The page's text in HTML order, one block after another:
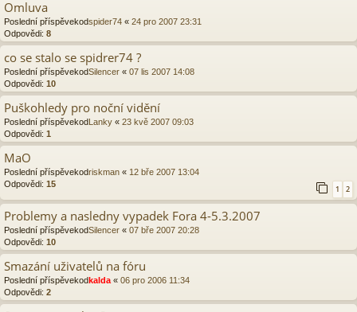
Omluva
Poslední příspěvekodspider74 « 24 pro 2007 23:31
Odpovědi: 8
co se stalo se spidrer74 ?
Poslední příspěvekodSilencer « 07 lis 2007 14:08
Odpovědi: 10
Puškohledy pro noční vidění
Poslední příspěvekodLanky « 23 kvě 2007 09:03
Odpovědi: 1
MaO
Poslední příspěvekodriskman « 12 bře 2007 13:04
Odpovědi: 15
1 2
Problemy a nasledny vypadek Fora 4-5.3.2007
Poslední příspěvekodSilencer « 07 bře 2007 20:28
Odpovědi: 10
Smazání uživatelů na fóru
Poslední příspěvekodkalda « 06 pro 2006 11:34
Odpovědi: 2